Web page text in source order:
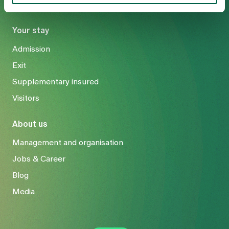
Your stay
Admission
Exit
Supplementary insured
Visitors
About us
Management and organisation
Jobs & Career
Blog
Media